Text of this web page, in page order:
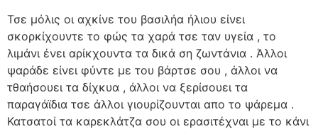
Τσε μόλις οι αχκίνε του βασιλήα ήλιου είνει
σκορκίχουντε το φώς τα χαρά τσε ταν υγεία , το
λιμάνι ένει αρίκχουντα τα δικά ση ζωντάνια . Άλλοι
ψαράδε είνει φύντε με του βάρτσε σου , άλλοι να
τθαήσουει τα δίχκυα , άλλοι να ξερίσουει τα
παραγάϊδια τσε άλλοι γιουρίζουνται απο το ψάρεμα .
Κατσατοί τα καρεκλάτζα σου οι ερασιτέχναι με το κάνι